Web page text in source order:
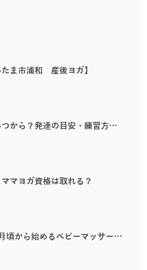
ま市浦和 産後ヨガ】
から？発達の目安・練習方…
マヨガ資格は取れる？
頃から始めるベビーマッサー…